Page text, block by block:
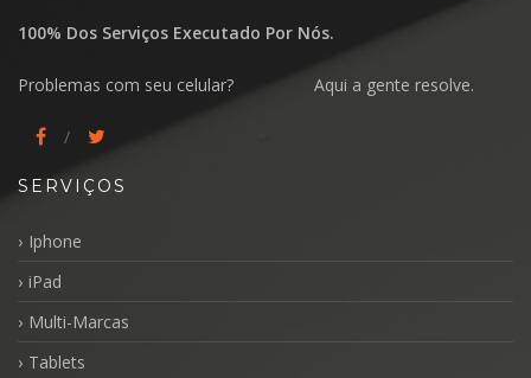
100% Dos Serviços Executado Por Nós.
Problemas com seu celular? Aqui a gente resolve.
SERVIÇOS
Iphone
iPad
Multi-Marcas
Tablets